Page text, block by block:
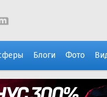
Блоги Фото